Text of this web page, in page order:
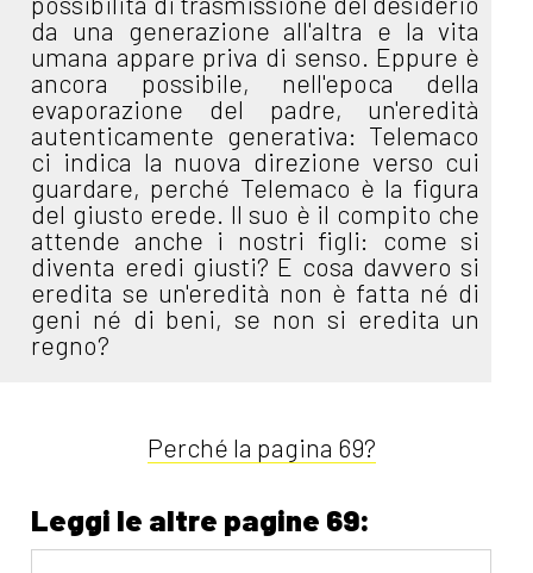
da una generazione all'altra e la vita
umana appare priva di senso. Eppure è
ancora possibile, nell'epoca della
evaporazione del padre, un'eredità
autenticamente generativa: Telemaco
ci indica la nuova direzione verso cui
guardare, perché Telemaco è la figura
del giusto erede. Il suo è il compito che
attende anche i nostri figli: come si
diventa eredi giusti? E cosa davvero si
eredita se un'eredità non è fatta né di
geni né di beni, se non si eredita un
regno?
Perché la pagina 69?
Leggi le altre pagine 69: